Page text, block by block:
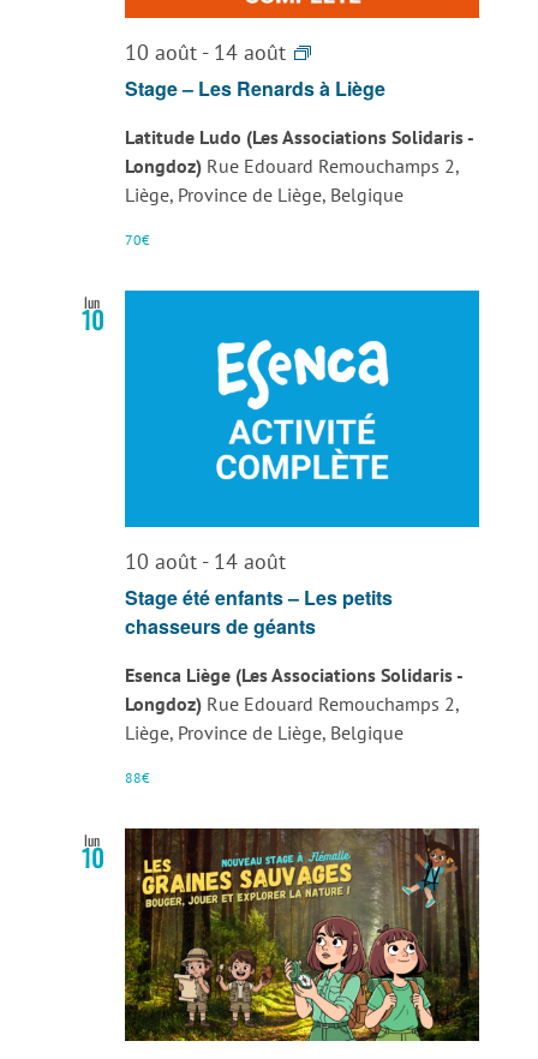
vues
10 août- 14 août
Stage
–
Renards
à
Liège
Stage – Les Renards à Liège
Latitude Ludo (Les Associations Solidaris -
Longdoz) Rue Edouard Remouchamps 2,
Liège, Province de Liège, Belgique
70€
lun
10
10 août- 14 août
Stage été enfants – Les petits
chasseurs de géants
Esenca Liège (Les Associations Solidaris -
Longdoz) Rue Edouard Remouchamps 2,
Liège, Province de Liège, Belgique
88€
lun
10